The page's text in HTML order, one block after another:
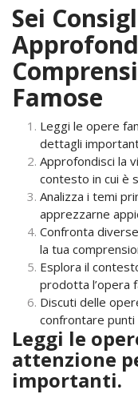
Sei
Famose
Leggi le opere
dettagli
Approfondisci la
contesto in cui è
Analizza i temi
apprezzarne
Confronta
la tua
Esplora il
prodotta l’opera
Discuti delle
confrontare punti
Leggi le
attenzione
importanti.